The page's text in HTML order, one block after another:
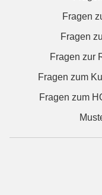
Fragen
Fragen
Fragen zur
Fragen zum
Fragen zum